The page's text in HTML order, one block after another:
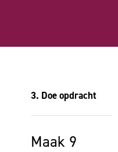
3. Doe opdracht
Maak 9